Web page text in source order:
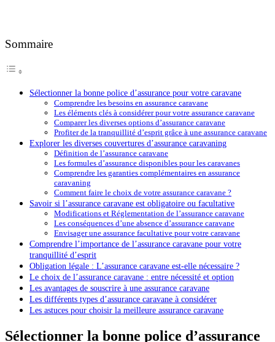
Sommaire
Sélectionner la bonne police d’assurance pour votre caravane
Comprendre les besoins en assurance caravane
Les éléments clés à considérer pour votre assurance caravane
Comparer les diverses options d’assurance caravane
Profiter de la tranquillité d’esprit grâce à une assurance caravane
Explorer les diverses couvertures d’assurance caravaning
Définition de l’assurance caravane
Les formules d’assurance disponibles pour les caravanes
Comprendre les garanties complémentaires en assurance
caravaning
Comment faire le choix de votre assurance caravane ?
Savoir si l’assurance caravane est obligatoire ou facultative
Modifications et Réglementation de l’assurance caravane
Les conséquences d’une absence d’assurance caravane
Envisager une assurance facultative pour votre caravane
Comprendre l’importance de l’assurance caravane pour votre
tranquillité d’esprit
Obligation légale : L’assurance caravane est-elle nécessaire ?
Le choix de l’assurance caravane : entre nécessité et option
Les avantages de souscrire à une assurance caravane
Les différents types d’assurance caravane à considérer
Les astuces pour choisir la meilleure assurance caravane
Sélectionner la bonne police d’assurance